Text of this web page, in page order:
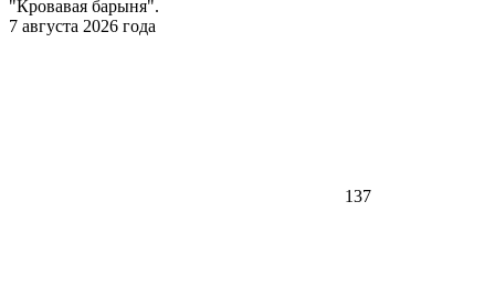
"Кровавая барыня".
7 августа 2026 года
137